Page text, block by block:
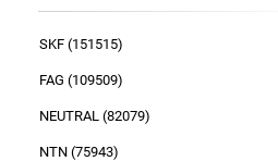
SKF (151515)
FAG (109509)
NEUTRAL (82079)
NTN (75943)